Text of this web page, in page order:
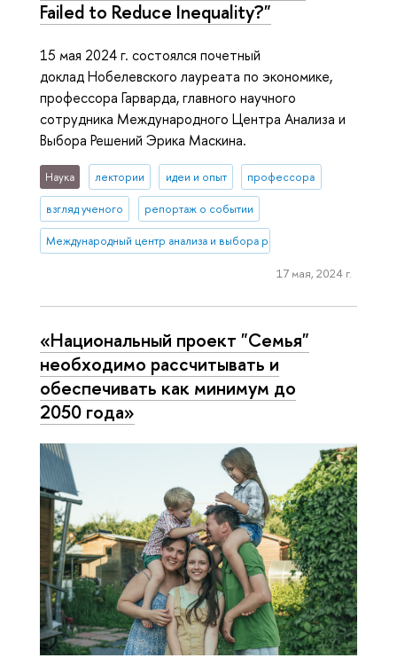
Failed to Reduce Inequality?"
15 мая 2024 г. состоялся почетный
доклад Нобелевского лауреата по экономике,
профессора Гарварда, главного научного
сотрудника Международного Центра Анализа и
Выбора Решений Эрика Маскина.
Наука лектории идеи и опыт профессора
взгляд ученого репортаж о событии
Международный центр анализа и выбора решений
17 мая, 2024 г.
«Национальный проект "Семья"
необходимо рассчитывать и
обеспечивать как минимум до
2050 года»